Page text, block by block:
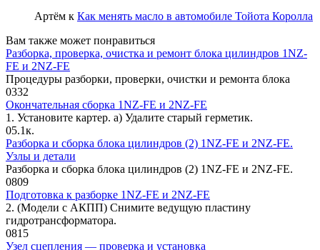
Артём к Как менять масло в автомобиле Тойота Королла
Вам также может понравиться
Разборка, проверка, очистка и ремонт блока цилиндров 1NZ-
FE и 2NZ-FE
Процедуры разборки, проверки, очист­ки и ремонта блока
0332
Окончательная сборка 1NZ-FE и 2NZ-FE
1. Установите картер. а) Удалите старый герметик.
05.1к.
Разборка и сборка блока цилиндров (2) 1NZ-FE и 2NZ-FE.
Узлы и детали
Разборка и сборка блока цилиндров (2) 1NZ-FE и 2NZ-FE.
0809
Подготовка к разборке 1NZ-FE и 2NZ-FE
2. (Модели с АКПП) Снимите ведущую пластину
гидротрансформатора.
0815
Узел сцепления — проверка и установка